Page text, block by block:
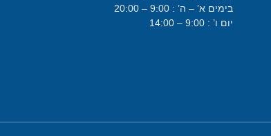
בימים א’ – ה’ : 9:00 – 20:00
יום ו’ : 9:00 – 14:00